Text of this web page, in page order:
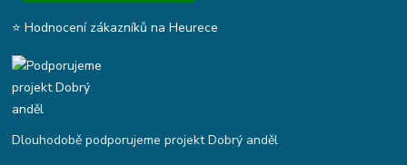
⭐ Hodnocení zákazníků na Heurece
Dlouhodobě podporujeme projekt Dobrý anděl